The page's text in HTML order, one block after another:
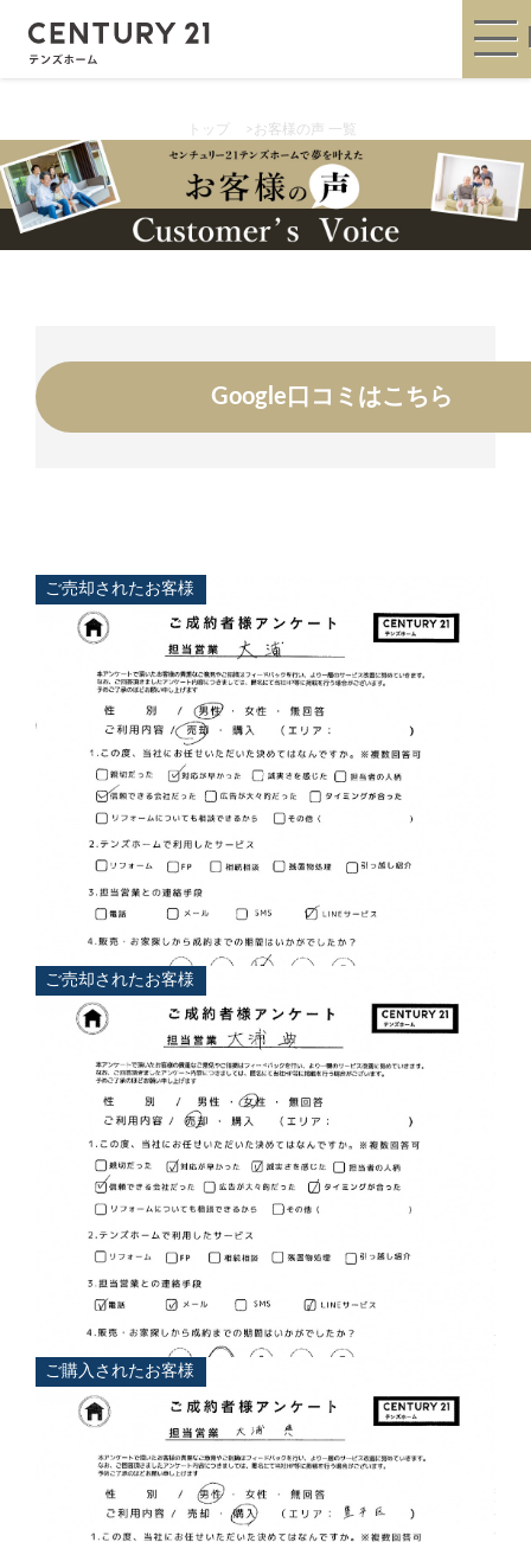
トップ > お客様の声 一覧
Google口コミはこちら
ご売却されたお客様
担当
大浦 典
ご売却されたお客様
ご購入されたお客様